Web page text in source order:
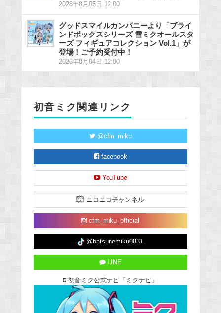
2026年8月05日 12:00
グッドスマイルカンパニーより「ブライ
ンドボックスシリーズ 雪ミクオールスタ
ーズ フィギュアコレクション Vol.1」が
登場！ご予約受付中！
2026年8月04日 12:00
初音ミク関連リンク
@cfm_miku
facebook
YouTube
ニコニコチャンネル
cfm_miku_official
@hatsunemiku0831
LINE
初音ミク公式ナビ「ミクナビ」